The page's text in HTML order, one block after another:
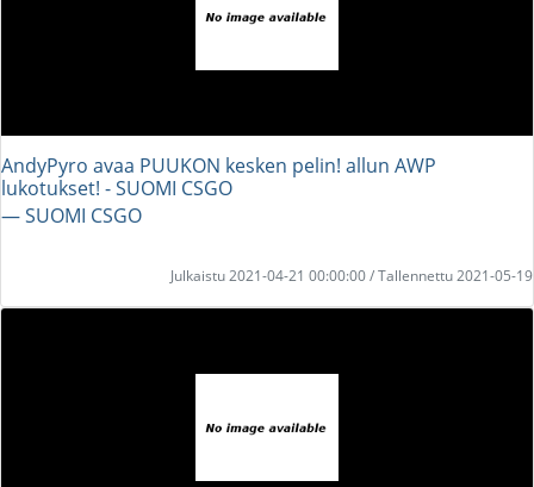
AndyPyro avaa PUUKON kesken pelin! allun AWP
lukotukset! - SUOMI CSGO
― SUOMI CSGO
Julkaistu 2021-04-21 00:00:00 / Tallennettu 2021-05-19